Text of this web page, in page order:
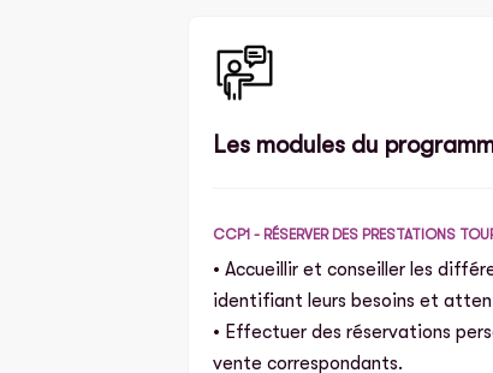
Les modules du
CCP1 - RÉSERVER DES PRESTATIONS
• Accueillir et conseiller les
identifiant leurs besoins et
• Effectuer des réservations
vente correspondants.